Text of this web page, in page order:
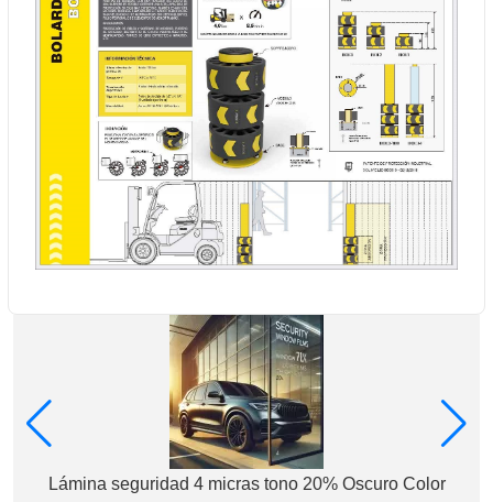
Lámina seguridad 4 micras tono 20% Oscuro Color